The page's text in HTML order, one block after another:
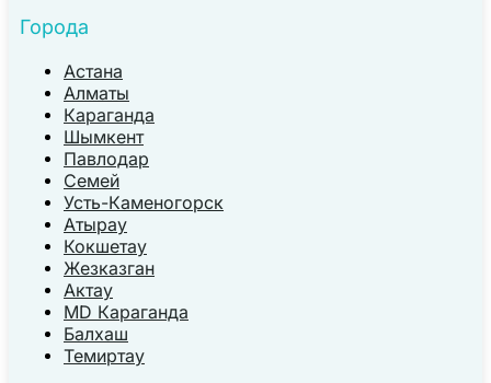
Города
Астана
Алматы
Караганда
Шымкент
Павлодар
Семей
Усть-Каменогорск
Атырау
Кокшетау
Жезказган
Актау
MD Караганда
Балхаш
Темиртау